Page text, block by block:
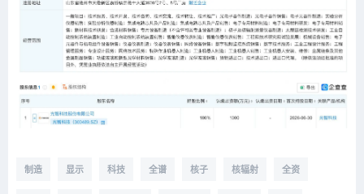
制造 显示 科技 全谱 核子 核辐射 全资